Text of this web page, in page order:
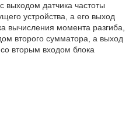
выходом датчика частоты
устройства, а его выход
вычисления момента разгиба,
второго сумматора, а выход
вторым входом блока